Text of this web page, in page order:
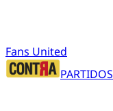
Fans United
PARTIDOS